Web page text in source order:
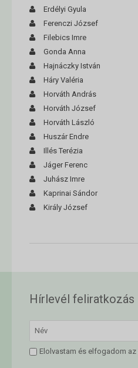
Erdélyi Gyula
Ferenczi József
Filebics Imre
Gonda Anna
Hajnáczky István
Háry Valéria
Horváth András
Horváth József
Horváth László
Huszár Endre
Illés Terézia
Jáger Ferenc
Juhász Imre
Kaprinai Sándor
Király József
Hírlevél feliratkozás
Elolvastam és elfogadom az